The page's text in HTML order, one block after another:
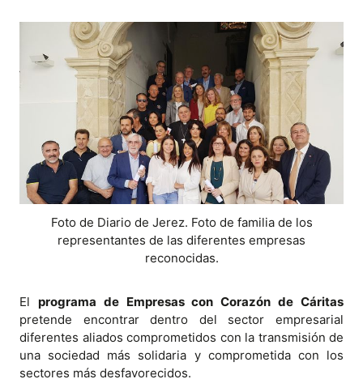
Foto de Diario de Jerez. Foto de familia de los
representantes de las diferentes empresas
reconocidas.
El programa de Empresas con Corazón de Cáritas
pretende encontrar dentro del sector empresarial
diferentes aliados comprometidos con la transmisión de
una sociedad más solidaria y comprometida con los
sectores más desfavorecidos.